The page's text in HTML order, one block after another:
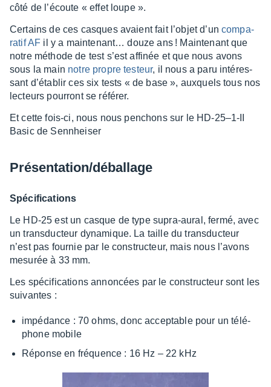
côté de l’écoute « effet loupe ».
Certains de ces casques avaient fait l’objet d’uncompa­
ra­tif AF il y a main­te­nant… douze ans ! Main­te­nant que
notre méthode de test s’est affi­née et que nous avons
sous la main notre propre testeur, il nous a paru inté­res­
sant d’éta­blir ces six tests « de base », auxquels tous nos
lecteurs pour­ront se réfé­rer.
Et cette fois-ci, nous nous penchons sur le HD-25–1-II
Basic de Senn­hei­ser
Présen­ta­tion/débal­lage
Spéci­fi­ca­tions
Le HD-25 est un casque de type supra-aural, fermé, avec
un trans­duc­teur dyna­mique. La taille du trans­duc­teur
n’est pas four­nie par le construc­teur, mais nous l’avons
mesu­rée à 33 mm.
Les spéci­fi­ca­tions annon­cées par le construc­teur sont les
suivantes :
impé­dance : 70 ohms, donc accep­table pour un télé­
phone mobile
Réponse en fréquence : 16 Hz – 22 kHz